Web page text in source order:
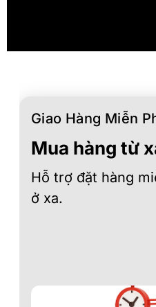
Giao Hàng Miễn
Mua hàng từ
Hỗ trợ đặt hàng
ở xa.